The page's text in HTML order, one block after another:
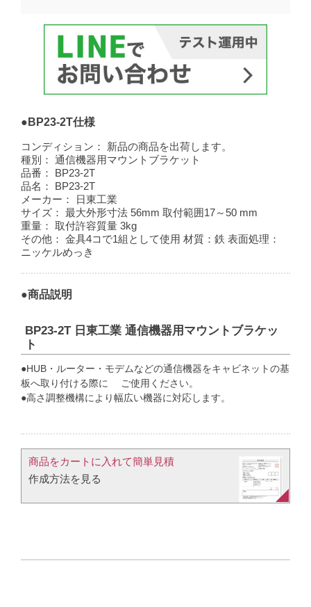
●BP23-2T仕様
コンディション：
新品の商品を出荷します。
種別：
通信機器用マウントブラケット
品番：
BP23-2T
品名：
BP23-2T
メーカー：
日東工業
サイズ：
最大外形寸法 56mm 取付範囲17～50 mm
重量：
取付許容質量 3kg
その他：
金具4コで1組として使用 材質：鉄 表面処理：
ニッケルめっき
●商品説明
BP23-2T 日東工業 通信機器用マウントブラケッ
ト
●HUB・ルーター・モデムなどの通信機器をキャビネットの基
板へ取り付ける際に ご使用ください。
●高さ調整機構により幅広い機器に対応します。
商品をカートに入れて簡単見積​
作成方法を見る​​